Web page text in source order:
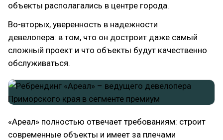
объекты располагались в центре города.
Во-вторых, уверенность в надежности
девелопера: в том, что он достроит даже самый
сложный проект и что объекты будут качественно
обслуживаться.
«Ареал» полностью отвечает требованиям: строит
современные объекты и имеет за плечами